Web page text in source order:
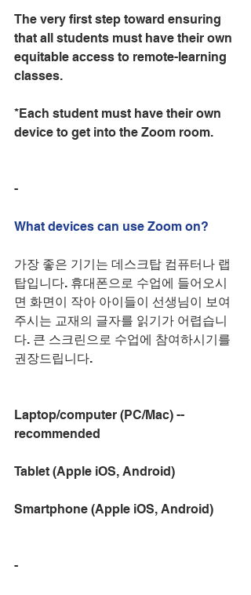
The very first step toward ensuring
that all students must have their own
equitable access to remote-learning
classes.
*Each student must have their own
device to get into the Zoom room.
-
What devices can use Zoom on?
가장 좋은 기기는 데스크탑 컴퓨터나 랩
탑입니다. 휴대폰으로 수업에 들어오시
면 화면이 작아 아이들이 선생님이 보여
주시는 교재의 글자를 읽기가 어렵습니
다. 큰 스크린으로 수업에 참여하시기를
권장드립니다.
Laptop/computer (PC/Mac) --
recommended
Tablet (Apple iOS, Android)
Smartphone (Apple iOS, Android)
-